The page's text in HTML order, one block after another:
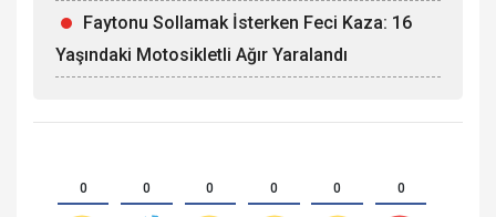
Faytonu Sollamak İsterken Feci Kaza: 16
Yaşındaki Motosikletli Ağır Yaralandı
0 0 0 0 0 0